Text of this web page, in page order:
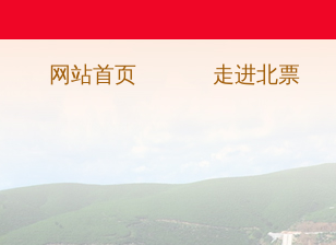
网站首页 走进北票